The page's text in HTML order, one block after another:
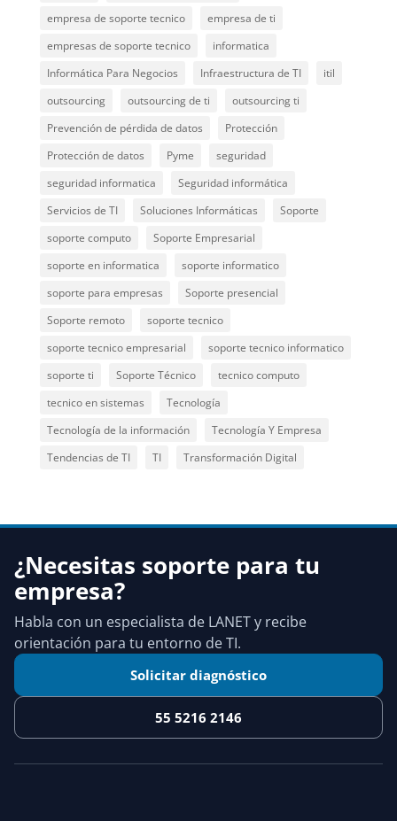
empresa de soporte tecnico
empresa de ti
empresas de soporte tecnico
informatica
Informática Para Negocios
Infraestructura de TI
itil
outsourcing
outsourcing de ti
outsourcing ti
Prevención de pérdida de datos
Protección
Protección de datos
Pyme
seguridad
seguridad informatica
Seguridad informática
Servicios de TI
Soluciones Informáticas
Soporte
soporte computo
Soporte Empresarial
soporte en informatica
soporte informatico
soporte para empresas
Soporte presencial
Soporte remoto
soporte tecnico
soporte tecnico empresarial
soporte tecnico informatico
soporte ti
Soporte Técnico
tecnico computo
tecnico en sistemas
Tecnología
Tecnología de la información
Tecnología Y Empresa
Tendencias de TI
TI Transformación Digital
¿Necesitas soporte para tu
empresa?
Habla con un especialista de LANET y recibe
orientación para tu entorno de TI.
Solicitar diagnóstico
55 5216 2146